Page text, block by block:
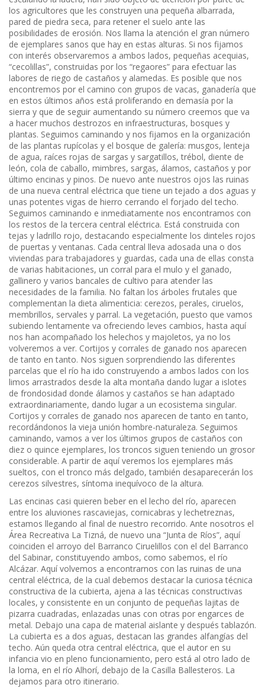
los agricultores que les construyen una pequeña albarrada,
pared de piedra seca, para retener el suelo ante las
posibilidades de erosión. Nos llama la atención el gran número
de ejemplares sanos que hay en estas alturas. Si nos fijamos
con interés observaremos a ambos lados, pequeñas acequias,
“cecolillas”, construidas por los “regaores” para efectuar las
labores de riego de castaños y alamedas. Es posible que nos
encontremos por el camino con grupos de vacas, ganadería que
en estos últimos años está proliferando en demasía por la
sierra y que de seguir aumentando su número creemos que va
a hacer muchos destrozos en infraestructuras, bosques y
plantas. Seguimos caminando y nos fijamos en la organización
de las plantas rupícolas y el bosque de galería: musgos, lenteja
de agua, raíces rojas de sargas y sargatillos, trébol, diente de
león, cola de caballo, mimbres, sargas, álamos, castaños y por
último encinas y pinos. De nuevo ante nuestros ojos las ruinas
de una nueva central eléctrica que tiene un tejado a dos aguas y
unas potentes vigas de hierro cerrando el forjado del techo.
Seguimos caminando e inmediatamente nos encontramos con
los restos de la tercera central eléctrica. Está construida con
tejas y ladrillo rojo, destacando especialmente los dinteles rojos
de puertas y ventanas. Cada central lleva adosada una o dos
viviendas para trabajadores y guardas, cada una de ellas consta
de varias habitaciones, un corral para el mulo y el ganado,
gallinero y varios bancales de cultivo para atender las
necesidades de la familia. No faltan los árboles frutales que
complementan la dieta alimenticia: cerezos, perales, ciruelos,
membrillos, servales y parral. La vegetación, puesto que vamos
subiendo lentamente va ofreciendo leves cambios, hasta aquí
nos han acompañado los helechos y majoletos, ya no los
volveremos a ver. Cortijos y corrales de ganado nos aparecen
de tanto en tanto. Nos siguen sorprendiendo las diferentes
parcelas que el río ha ido construyendo a ambos lados con los
limos arrastrados desde la alta montaña dando lugar a islotes
de frondosidad donde álamos y castaños se han adaptado
extraordinariamente, dando lugar a un ecosistema singular.
Cortijos y corrales de ganado nos aparecen de tanto en tanto,
recordándonos la vieja unión hombre-naturaleza. Seguimos
caminando, vamos a ver los últimos grupos de castaños con
diez o quince ejemplares, los troncos siguen teniendo un grosor
considerable. A partir de aquí veremos los ejemplares más
sueltos, con el tronco más delgado, también desaparecerán los
cerezos silvestres, síntoma inequívoco de la altura.
Las encinas casi quieren beber en el lecho del río, aparecen
entre los aluviones rascaviejas, cornicabras y lechetreznas,
estamos llegando al final de nuestro recorrido. Ante nosotros el
Área Recreativa La Tizná, de nuevo una “Junta de Ríos”, aquí
coinciden el arroyo del Barranco Ciruelillos con el del Barranco
del Sabinar, constituyendo ambos, como sabemos, el río
Alcázar. Aquí volvemos a encontrarnos con las ruinas de una
central eléctrica, de la cual debemos destacar la curiosa técnica
constructiva de la cubierta, ajena a las técnicas constructivas
locales, y consistente en un conjunto de pequeñas lajitas de
pizarra cuadradas, enlazadas unas con otras por engarces de
metal. Debajo una capa de material aislante y después tablazón.
La cubierta es a dos aguas, destacan las grandes alfangías del
techo. Aún queda otra central eléctrica, que el autor en su
infancia vio en pleno funcionamiento, pero está al otro lado de
la loma, en el río Alhorí, debajo de la Casilla Ballesteros. La
dejamos para otro itinerario.